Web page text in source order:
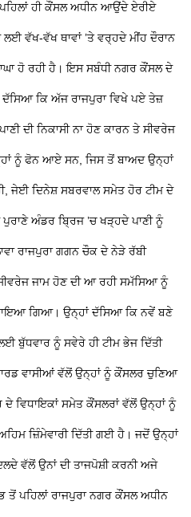
ਹੀ ਕੌਂਸਲ ਅਧੀਨ ਆਉਂਦੇ ਏਰੀਏ
ਵੱਖ-ਵੱਖ ਥਾਵਾਂ ’ਤੇ ਵਰ੍ਹਦੇ ਮੀਂਹ ਦੌਰਾਨ
ਹੋ ਰਹੀ ਹੈ। ਇਸ ਸਬੰਧੀ ਨਗਰ ਕੌਂਸਲ ਦੇ
ਕਿ ਅੱਜ ਰਾਜਪੁਰਾ ਵਿਖੇ ਪਏ ਤੇਜ਼
ਦੀ ਨਿਕਾਸੀ ਨਾ ਹੋਣ ਕਾਰਨ ਤੇ ਸੀਵਰੇਜ
ਨੂੰ ਫੋਨ ਆਏ ਸਨ, ਜਿਸ ਤੋਂ ਬਾਅਦ ਉਨ੍ਹਾਂ
ਜੇਈ ਦਿਨੇਸ਼ ਸਬਰਵਾਲ ਸਮੇਤ ਹੋਰ ਟੀਮ ਦੇ
ਅੰਡਰ ਬ੍ਰਿਜ ’ਚ ਖੜ੍ਹਦੇ ਪਾਣੀ ਨੂੰ
ਰਾਜਪੁਰਾ ਗਗਨ ਚੌਕ ਦੇ ਨੇੜੇ ਰੱਬੀ
ਜਾਮ ਹੋਣ ਦੀ ਆ ਰਹੀ ਸਮੱਸਿਆ ਨੂੰ
ਗਿਆ। ਉਨ੍ਹਾਂ ਦੱਸਿਆ ਕਿ ਨਵੇਂ ਬਣੇ
ਬੁੱਧਵਾਰ ਨੂੰ ਸਵੇਰੇ ਹੀ ਟੀਮ ਭੇਜ ਦਿੱਤੀ
ਵਾਸੀਆਂ ਵੱਲੋਂ ਉਨ੍ਹਾਂ ਨੂੰ ਕੌਂਸਲਰ ਚੁਣਿਆ
ਵਿਧਾਇਕਾਂ ਸਮੇਤ ਕੌਂਸਲਰਾਂ ਵੱਲੋਂ ਉਨ੍ਹਾਂ ਨੂੰ
ਜ਼ਿੰਮੇਵਾਰੀ ਦਿੱਤੀ ਗਈ ਹੈ। ਜਦੋਂ ਉਨ੍ਹਾਂ
ਵੱਲੋਂ ਉਨਾਂ ਦੀ ਤਾਜਪੋਸ਼ੀ ਕਰਨੀ ਅਜੇ
ਤੋਂ ਪਹਿਲਾਂ ਰਾਜਪੁਰਾ ਨਗਰ ਕੌਂਸਲ ਅਧੀਨ